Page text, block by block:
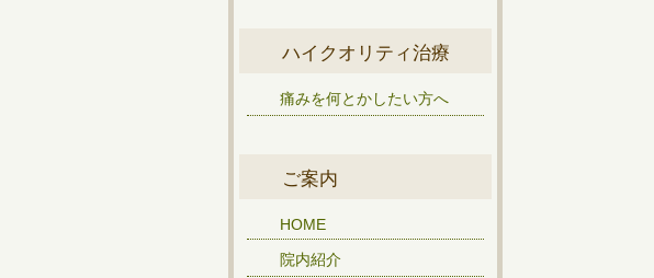
ハイクオリティ治療
痛みを何とかしたい方へ
ご案内
HOME
院内紹介